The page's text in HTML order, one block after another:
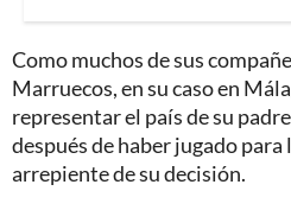
Como muchos de sus
Marruecos, en su caso en
representar el país de su
después de haber jugado para
arrepiente de su decisión.